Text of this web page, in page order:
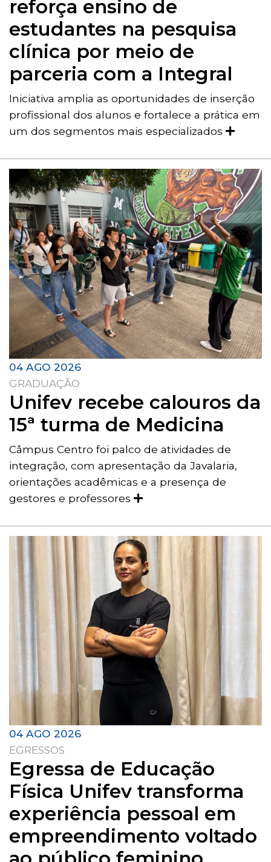
reforça ensino de
estudantes na pesquisa
clínica por meio de
parceria com a Integral
Iniciativa amplia as oportunidades de inserção
profissional dos alunos e fortalece a prática em
um dos segmentos mais especializados
04 AGO 2026
GRADUAÇÃO
Unifev recebe calouros da
15ª turma de Medicina
Câmpus Centro foi palco de atividades de
integração, com apresentação da Javalaria,
orientações acadêmicas e a presença de
gestores e professores
04 AGO 2026
EGRESSOS
Egressa de Educação
Física Unifev transforma
experiência pessoal em
empreendimento voltado